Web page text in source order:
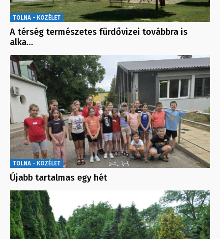
TOLNA - KÖZÉLET
A térség természetes fürdővizei továbbra is
alka…
TOLNA - KÖZÉLET
Újabb tartalmas egy hét